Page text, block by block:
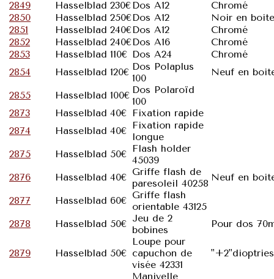
2849
Hasselblad 230€ Dos A12
Chromé
2850
Hasselblad 250€Dos A12
Noir en boite
2851
Hasselblad 240€Dos A12
Chromé
2852
Hasselblad 240€Dos A16
Chromé
2853
Hasselblad 110€ Dos A24
Chromé
2854
Hasselblad 120€ Dos Polaplus
100
Neuf en
2855
Hasselblad 100€ Dos Polaroïd
100
2873
Hasselblad 40€ Fixation rapide
2874
Hasselblad 40€ Fixation rapide
longue
2875
Hasselblad 50€ Flash holder
45039
2876
Hasselblad 40€ Griffe flash de
paresoleil 40258
Neuf en
2877
Hasselblad 60€ Griffe flash
orientable 43125
2878
Hasselblad 50€ Jeu de 2
bobines
Pour dos
2879 Hasselblad 50€
Loupe pour
capuchon de
visée 42331
"+2"dioptries
Manivelle